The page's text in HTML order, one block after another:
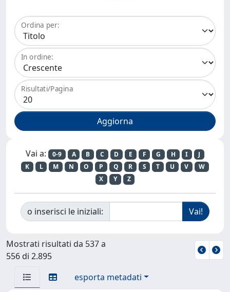
Ordina per:
In ordine:
Risultati/Pagina
Vai a: 0-9 A B C D E F G H I
J
K
L M N O P Q R S T U V
W
X
Y Z
o inserisci le iniziali:
Mostrati risultati da 537 a
556 di 2.895
esporta metadati